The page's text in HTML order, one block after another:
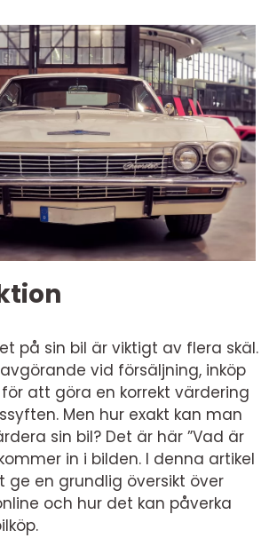
på sin bil är viktigt av flera skäl.
vid försäljning, inköp
att göra en korrekt värdering
Men hur exakt kan man
sin bil? Det är här ”Vad är
in i bilden. I denna artikel
ge en grundlig översikt över
och hur det kan påverka